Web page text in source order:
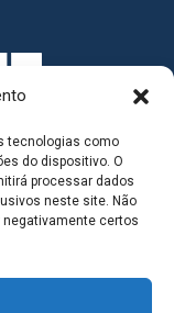
tecnologias como
do dispositivo. O
processar dados
neste site. Não
certos